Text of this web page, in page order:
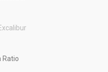
Ratio